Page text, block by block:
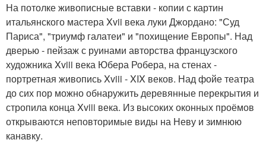
На потолке живописные вставки - копии с картин
итальянского мастера Xvii века луки Джордано: "Суд
Париса", "триумф галатеи" и "похищение Европы". Над
дверью - пейзаж с руинами авторства французского
художника Xviii века Юбера Робера, на стенах -
портретная живопись Xviii - XIX веков. Над фойе театра
до сих пор можно обнаружить деревянные перекрытия и
стропила конца Xviii века. Из высоких оконных проёмов
открываются неповторимые виды на Неву и зимнюю
канавку.